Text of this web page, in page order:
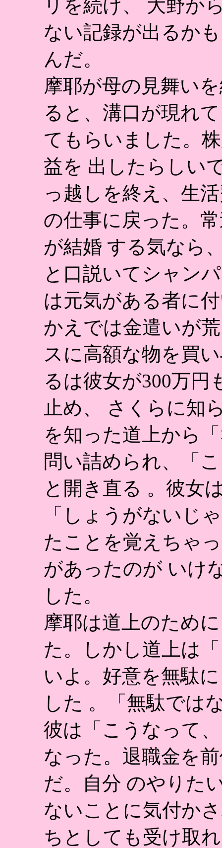
リを続け、 大野か
ない記録が出るか
んだ。
摩耶が母の見舞い
ると、溝口が現れ
てもらいました。
益を 出したらしい
っ越しを終え、生
の仕事に戻った。
が結婚 する気なら
と口説いてシャン
は元気がある者に
かえでは金遣いが
スに高額な物を買
るは彼女が300万円
止め、 さくらに知
を知った道上から
問い詰められ、「
と開き直る 。彼女
「しょうがないじ
たことを覚えちゃ
があったのが いけ
した。
摩耶は道上のため
た。しかし道上は
いよ。好意を無駄
した 。「無駄では
彼は「こうなって
なった。退職金を
だ。自分 のやりた
ないことに気付か
ちとしても受け取